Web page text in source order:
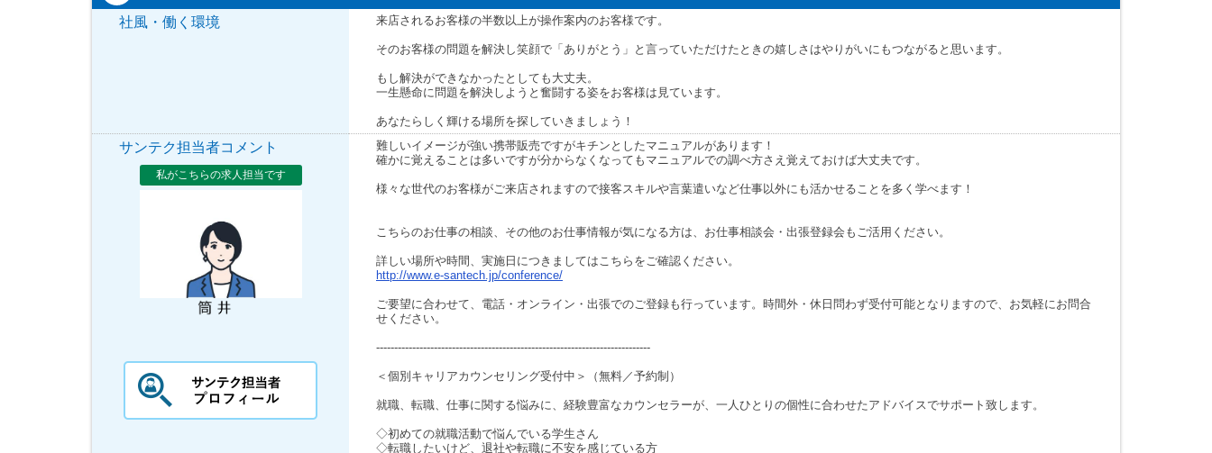
社風・働く環境 来店されるお客様の半数以上が操作案内のお客様です。
そのお客様の問題を解決し笑顔で「ありがとう」と言っていただけたときの嬉しさはやりがいにもつながると思います。
もし解決ができなかったとしても大丈夫。
一生懸命に問題を解決しようと奮闘する姿をお客様は見ています。
あなたらしく輝ける場所を探していきましょう！
サンテク担当者コメント
私がこちらの求人担当です
難しいイメージが強い携帯販売ですがキチンとしたマニュアルがあります！
確かに覚えることは多いですが分からなくなってもマニュアルでの調べ方さえ覚えておけば大丈夫です。
様々な世代のお客様がご来店されますので接客スキルや言葉遣いなど仕事以外にも活かせることを多く学べます！
こちらのお仕事の相談、その他のお仕事情報が気になる方は、お仕事相談会・出張登録会もご活用ください。
詳しい場所や時間、実施日につきましてはこちらをご確認ください。
http://www.e-santech.jp/conference/
ご要望に合わせて、電話・オンライン・出張でのご登録も行っています。時間外・休日問わず受付可能となりますので、お気軽にお問合
せください。
----------------------------------------------------------------------------
＜個別キャリアカウンセリング受付中＞（無料／予約制）
就職、転職、仕事に関する悩みに、経験豊富なカウンセラーが、一人ひとりの個性に合わせたアドバイスでサポート致します。
◇初めての就職活動で悩んでいる学生さん
◇転職したいけど、退社や転職に不安を感じている方